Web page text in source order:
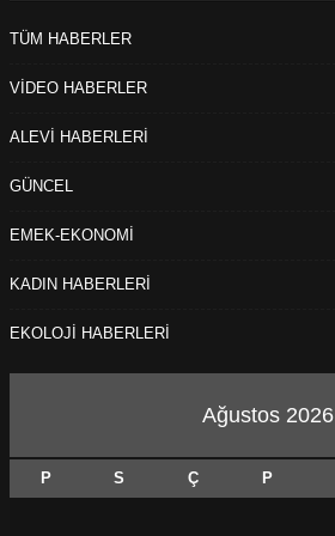
TÜM HABERLER
VİDEO HABERLER
ALEVİ HABERLERİ
GÜNCEL
EMEK-EKONOMİ
KADIN HABERLERİ
EKOLOJİ HABERLERİ
Ağustos 2026
P S Ç P